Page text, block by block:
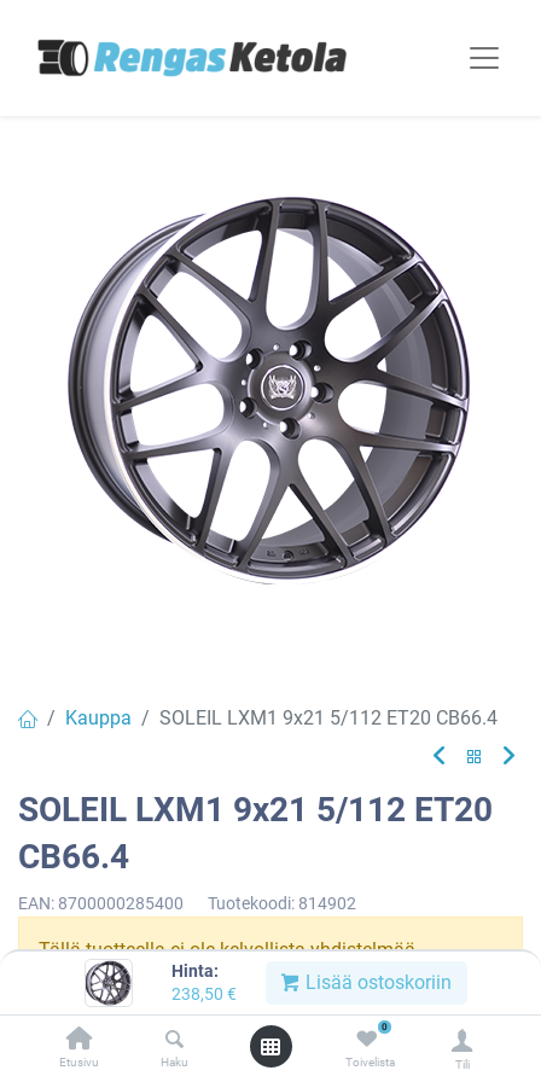
Hinta:
238,50 € Lisää ostoskoriin
Etusivu Haku
0
Toivelista Tili
Kauppa SOLEIL LXM1 9x21 5/112 ET20 CB66.4
SOLEIL LXM1 9x21 5/112 ET20
CB66.4
EAN: 8700000285400 Tuotekoodi: 814902
Tällä tuotteella ei ole kelvollista yhdistelmää.
SOLEIL